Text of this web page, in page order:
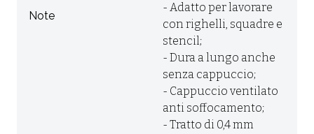
Note
- Adatto per lavorare
con righelli, squadre e
stencil;
- Dura a lungo anche
senza cappuccio;
- Cappuccio ventilato
anti soffocamento;
- Tratto di 0,4 mm